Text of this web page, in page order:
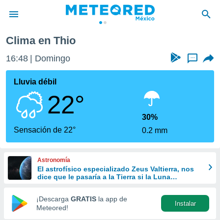
de
ha sido
para
que se
calidad.
a este
las
y
forma
digital
basada
Clima en Thio
16:48 Domingo ...
Lluvia débil
22°
Sensación de 22°
30%
0.2 mm
Astronomía
El astrofísico especializado Zeus Valtierra, nos
dice que le pasaría a la Tierra si la Luna
¡Descarga GRATIS la app de
Meteored!
Instalar